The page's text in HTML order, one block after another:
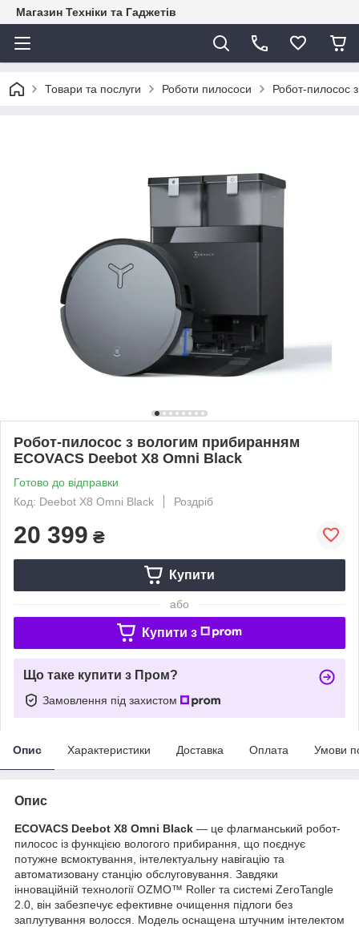
Магазин Техніки та Гаджетів
Товари та послуги Роботи пилососи Робот-пилосос
Робот-пилосос з вологим прибиранням
ECOVACS Deebot X8 Omni Black
Готово до відправки
Код: Deebot X8 Omni Black
Роздріб
20 399 ₴
Купити
або
Купити з
Що таке купити з Пром?
Замовлення під захистом
Опис Характеристики Доставка Оплата Умови
Опис
ECOVACS Deebot X8 Omni Black — це флагманський робот-
пилосос із функцією вологого прибирання, що поєднує
потужне всмоктування, інтелектуальну навігацію та
автоматизовану станцію обслуговування. Завдяки
інноваційній технології OZMO™ Roller та системі ZeroTangle
2.0, він забезпечує ефективне очищення підлоги без
заплутування волосся. Модель оснащена штучним інтелектом